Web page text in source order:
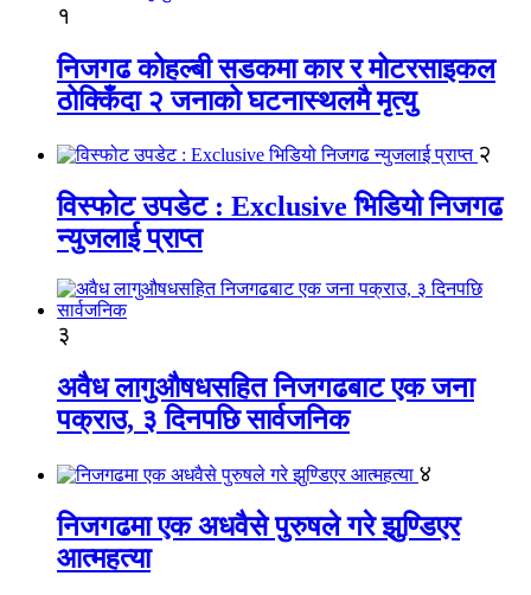
१
निजगढ कोहल्बी सडकमा कार र मोटरसाइकल
ठोक्किँदा २ जनाको घटनास्थलमै मृत्यु
२
विस्फोट उपडेट : Exclusive भिडियो निजगढ
न्युजलाई प्राप्त
३
अवैध लागुऔषधसहित निजगढबाट एक जना
पक्राउ, ३ दिनपछि सार्वजनिक
४
निजगढमा एक अधवैसे पुरुषले गरे झुण्डिएर
आत्महत्या